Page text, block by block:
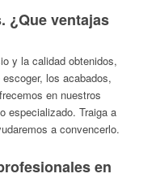
¿Que ventajas
y la calidad obtenidos,
los acabados,
en nuestros
Traiga a
a convencerlo.
en